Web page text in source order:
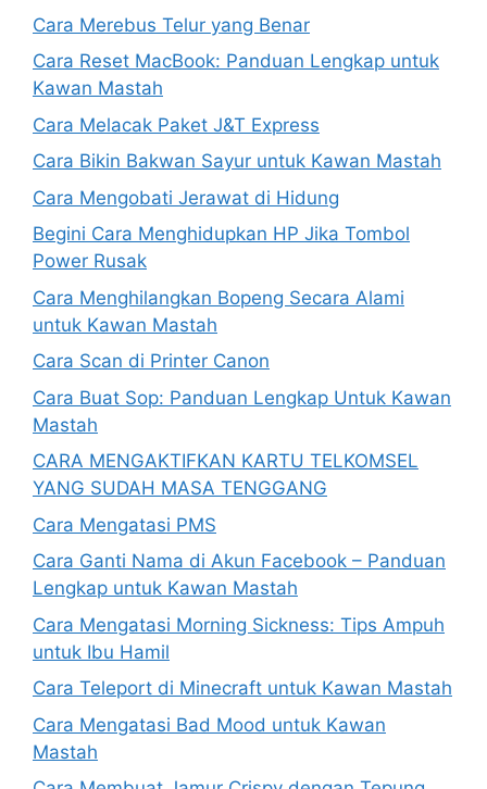
Cara Merebus Telur yang Benar
Cara Reset MacBook: Panduan Lengkap untuk
Kawan Mastah
Cara Melacak Paket J&T Express
Cara Bikin Bakwan Sayur untuk Kawan Mastah
Cara Mengobati Jerawat di Hidung
Begini Cara Menghidupkan HP Jika Tombol
Power Rusak
Cara Menghilangkan Bopeng Secara Alami
untuk Kawan Mastah
Cara Scan di Printer Canon
Cara Buat Sop: Panduan Lengkap Untuk Kawan
Mastah
CARA MENGAKTIFKAN KARTU TELKOMSEL
YANG SUDAH MASA TENGGANG
Cara Mengatasi PMS
Cara Ganti Nama di Akun Facebook – Panduan
Lengkap untuk Kawan Mastah
Cara Mengatasi Morning Sickness: Tips Ampuh
untuk Ibu Hamil
Cara Teleport di Minecraft untuk Kawan Mastah
Cara Mengatasi Bad Mood untuk Kawan
Mastah